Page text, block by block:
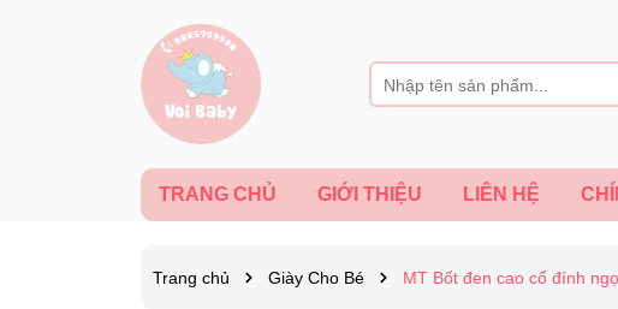
TRANG CHỦ GIỚI THIỆU LIÊN HỆ
Trang chủ Giày Cho Bé MT Bốt đen cao cổ đính